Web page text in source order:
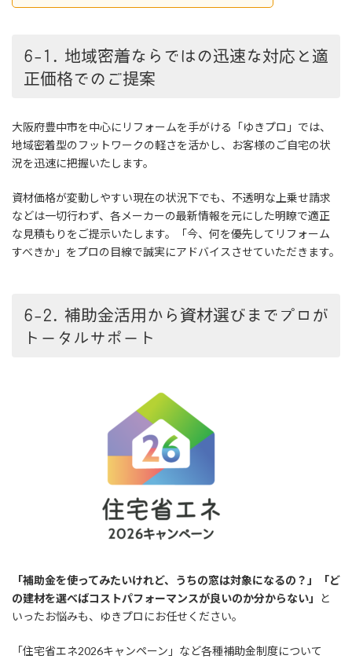
6-1. 地域密着ならではの迅速な対応と適
正価格でのご提案
大阪府豊中市を中心にリフォームを手がける「ゆきプロ」では、
地域密着型のフットワークの軽さを活かし、お客様のご自宅の状
況を迅速に把握いたします。
資材価格が変動しやすい現在の状況下でも、不透明な上乗せ請求
などは一切行わず、各メーカーの最新情報を元にした明瞭で適正
な見積もりをご提示いたします。「今、何を優先してリフォーム
すべきか」をプロの目線で誠実にアドバイスさせていただきます。
6-2. 補助金活用から資材選びまでプロが
トータルサポート
「補助金を使ってみたいけれど、うちの窓は対象になるの？」「ど
の建材を選べばコストパフォーマンスが良いのか分からない」
と
いったお悩みも、ゆきプロにお任せください。
「住宅省エネ2026キャンペーン」など各種補助金制度について